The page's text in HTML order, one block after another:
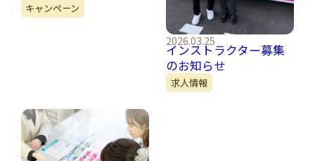
キャンペーン
2026.03.25
インストラクター募集
のお知らせ
求人情報